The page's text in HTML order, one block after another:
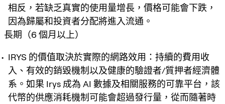
相反，若缺乏真實的使用量增長，價格可能會下跌，
因為歸屬和投資者分配將進入流通。
長期（6 個月以上）
IRYS 的價值取決於實際的網路效用：持續的費用收
入、有效的銷毀機制以及健康的驗證者/質押者經濟體
系。如果 Irys 成為 AI 數據及相關服務的可靠平台，該
代幣的供應消耗機制可能會超過發行量，從而隨著時